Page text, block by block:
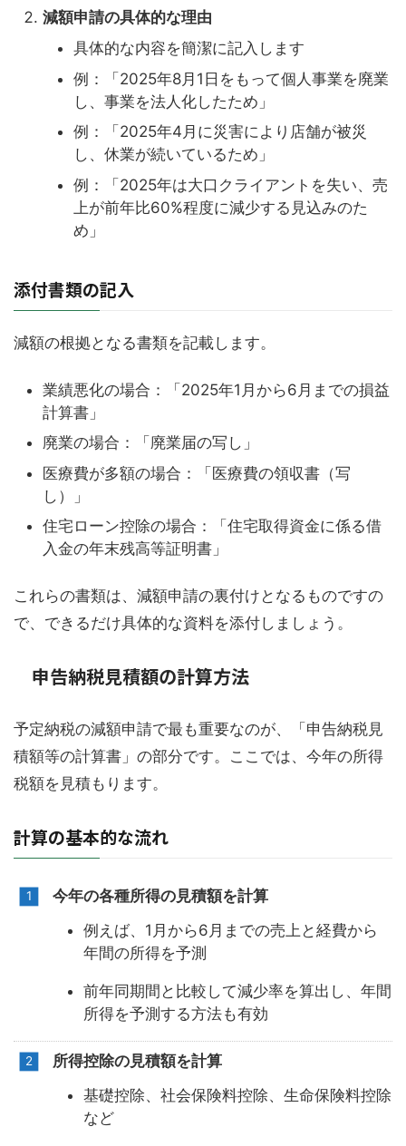
減額申請の具体的な理由
具体的な内容を簡潔に記入します
例：「2025年8月1日をもって個人事業を廃業
し、事業を法人化したため」
例：「2025年4月に災害により店舗が被災
し、休業が続いているため」
例：「2025年は大口クライアントを失い、売
上が前年比60%程度に減少する見込みのた
め」
添付書類の記入
減額の根拠となる書類を記載します。
業績悪化の場合：「2025年1月から6月までの損益
計算書」
廃業の場合：「廃業届の写し」
医療費が多額の場合：「医療費の領収書（写
し）」
住宅ローン控除の場合：「住宅取得資金に係る借
入金の年末残高等証明書」
これらの書類は、減額申請の裏付けとなるものですの
で、できるだけ具体的な資料を添付しましょう。
申告納税見積額の計算方法
予定納税の減額申請で最も重要なのが、「申告納税見
積額等の計算書」の部分です。ここでは、今年の所得
税額を見積もります。
計算の基本的な流れ
今年の各種所得の見積額を計算
例えば、1月から6月までの売上と経費から
年間の所得を予測
前年同期間と比較して減少率を算出し、年間
所得を予測する方法も有効
所得控除の見積額を計算
基礎控除、社会保険料控除、生命保険料控除
など